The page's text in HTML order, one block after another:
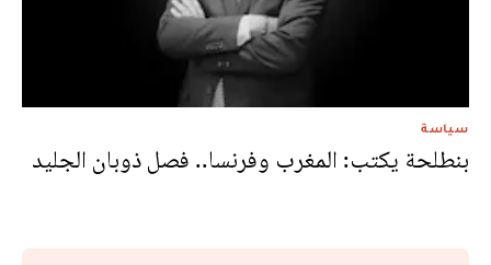
سياسة
بنطلحة يكتب: المغرب وفرنسا.. فصل ذوبان الجليد